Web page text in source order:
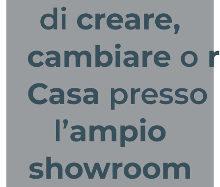
di creare,
cambiare o
Casa presso
l’ampio
showroom